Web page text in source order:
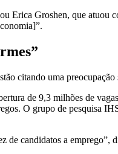
Erica Groshen, que atuou
citando uma
de 9,3 milhões de
O grupo de pesquisa
de candidatos a